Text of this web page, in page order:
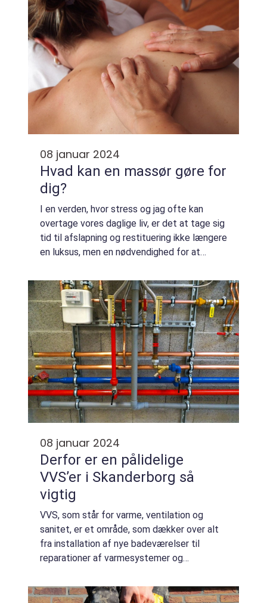
projektsty...
08 januar 2024
Hvad kan en massør gøre for
dig?
I en verden, hvor stress og jag ofte kan
overtage vores daglige liv, er det at tage sig
tid til afslapning og restituering ikke længere
en luksus, men en nødvendighed for at
genoprette kro...
08 januar 2024
Derfor er en pålidelige
VVS’er i Skanderborg så
vigtig
VVS, som står for varme, ventilation og
sanitet, er et område, som dækker over alt
fra installation af nye badeværelser til
reparationer af varmesystemer og
mange muligheder fo...